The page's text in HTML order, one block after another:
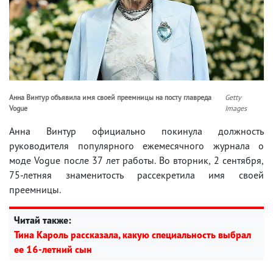
Анна Винтур объявила имя своей преемницы на посту главреда
Vogue
Getty
Images
Анна Винтур официально покинула должность
руководителя популярного ежемесячного журнала о
моде Vogue после 37 лет работы. Во вторник, 2 сентября,
75-летняя знаменитость рассекретила имя своей
преемницы.
Читай также:
Тина Кароль рассказала, какую специальность выбрал
ее 16-летний сын